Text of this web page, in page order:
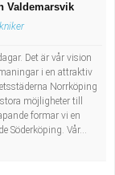
Valdemarsvik
Det är vår vision
i en attraktiv
Norrköping
möjligheter till
formar vi en
Söderköping. Vår...